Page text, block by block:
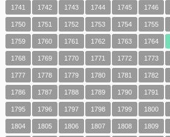
1741 1742 1743 1744 1745 1746
1750 1751 1752 1753 1754 1755
1759 1760 1761 1762 1763 1764
1768 1769 1770 1771 1772 1773
1777 1778 1779 1780 1781 1782
1786 1787 1788 1789 1790 1791
1795 1796 1797 1798 1799 1800
1804 1805 1806 1807 1808 1809